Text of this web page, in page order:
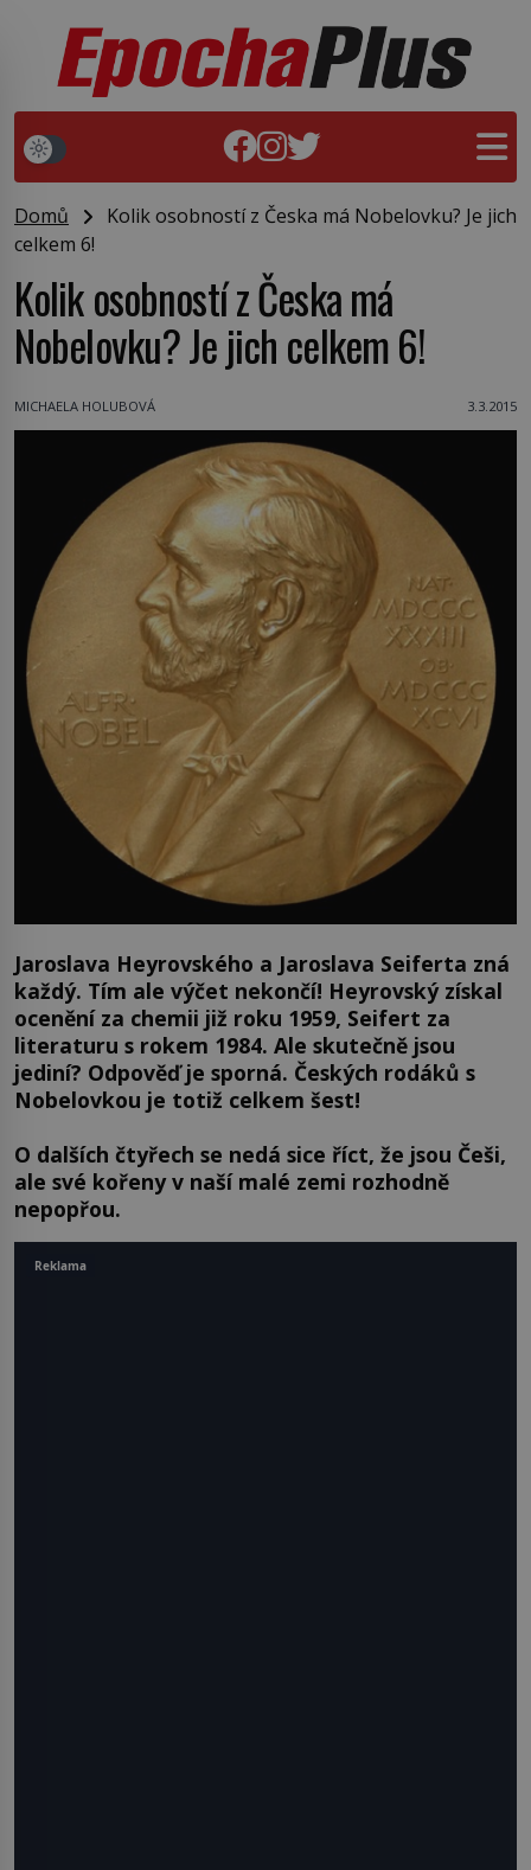
Domů
Kolik osobností z Česka má Nobelovku? Je jich
celkem 6!
Kolik osobností z Česka má
Nobelovku? Je jich celkem 6!
MICHAELA HOLUBOVÁ 3.3.2015
Jaroslava Heyrovského a Jaroslava Seiferta zná
každý. Tím ale výčet nekončí! Heyrovský získal
ocenění za chemii již roku 1959, Seifert za
literaturu s rokem 1984. Ale skutečně jsou
jediní? Odpověď je sporná. Českých rodáků s
Nobelovkou je totiž celkem šest!
O dalších čtyřech se nedá sice říct, že jsou Češi,
ale své kořeny v naší malé zemi rozhodně
nepopřou.
Reklama